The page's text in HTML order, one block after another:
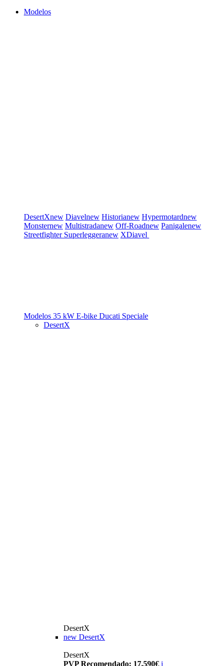
Modelos
DesertXnew Diavelnew Historianew Hypermotardnew
Monsternew Multistradanew Off-Roadnew Panigalenew
Streetfighter Superleggeranew XDiavel
Modelos 35 kW E-bike Ducati Speciale
DesertX
DesertX
new DesertX
DesertX
PVP Recomendado: 17.590€ i